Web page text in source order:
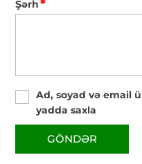
Şərh*
Ad, soyad və email
yadda saxla
GÖNDƏR